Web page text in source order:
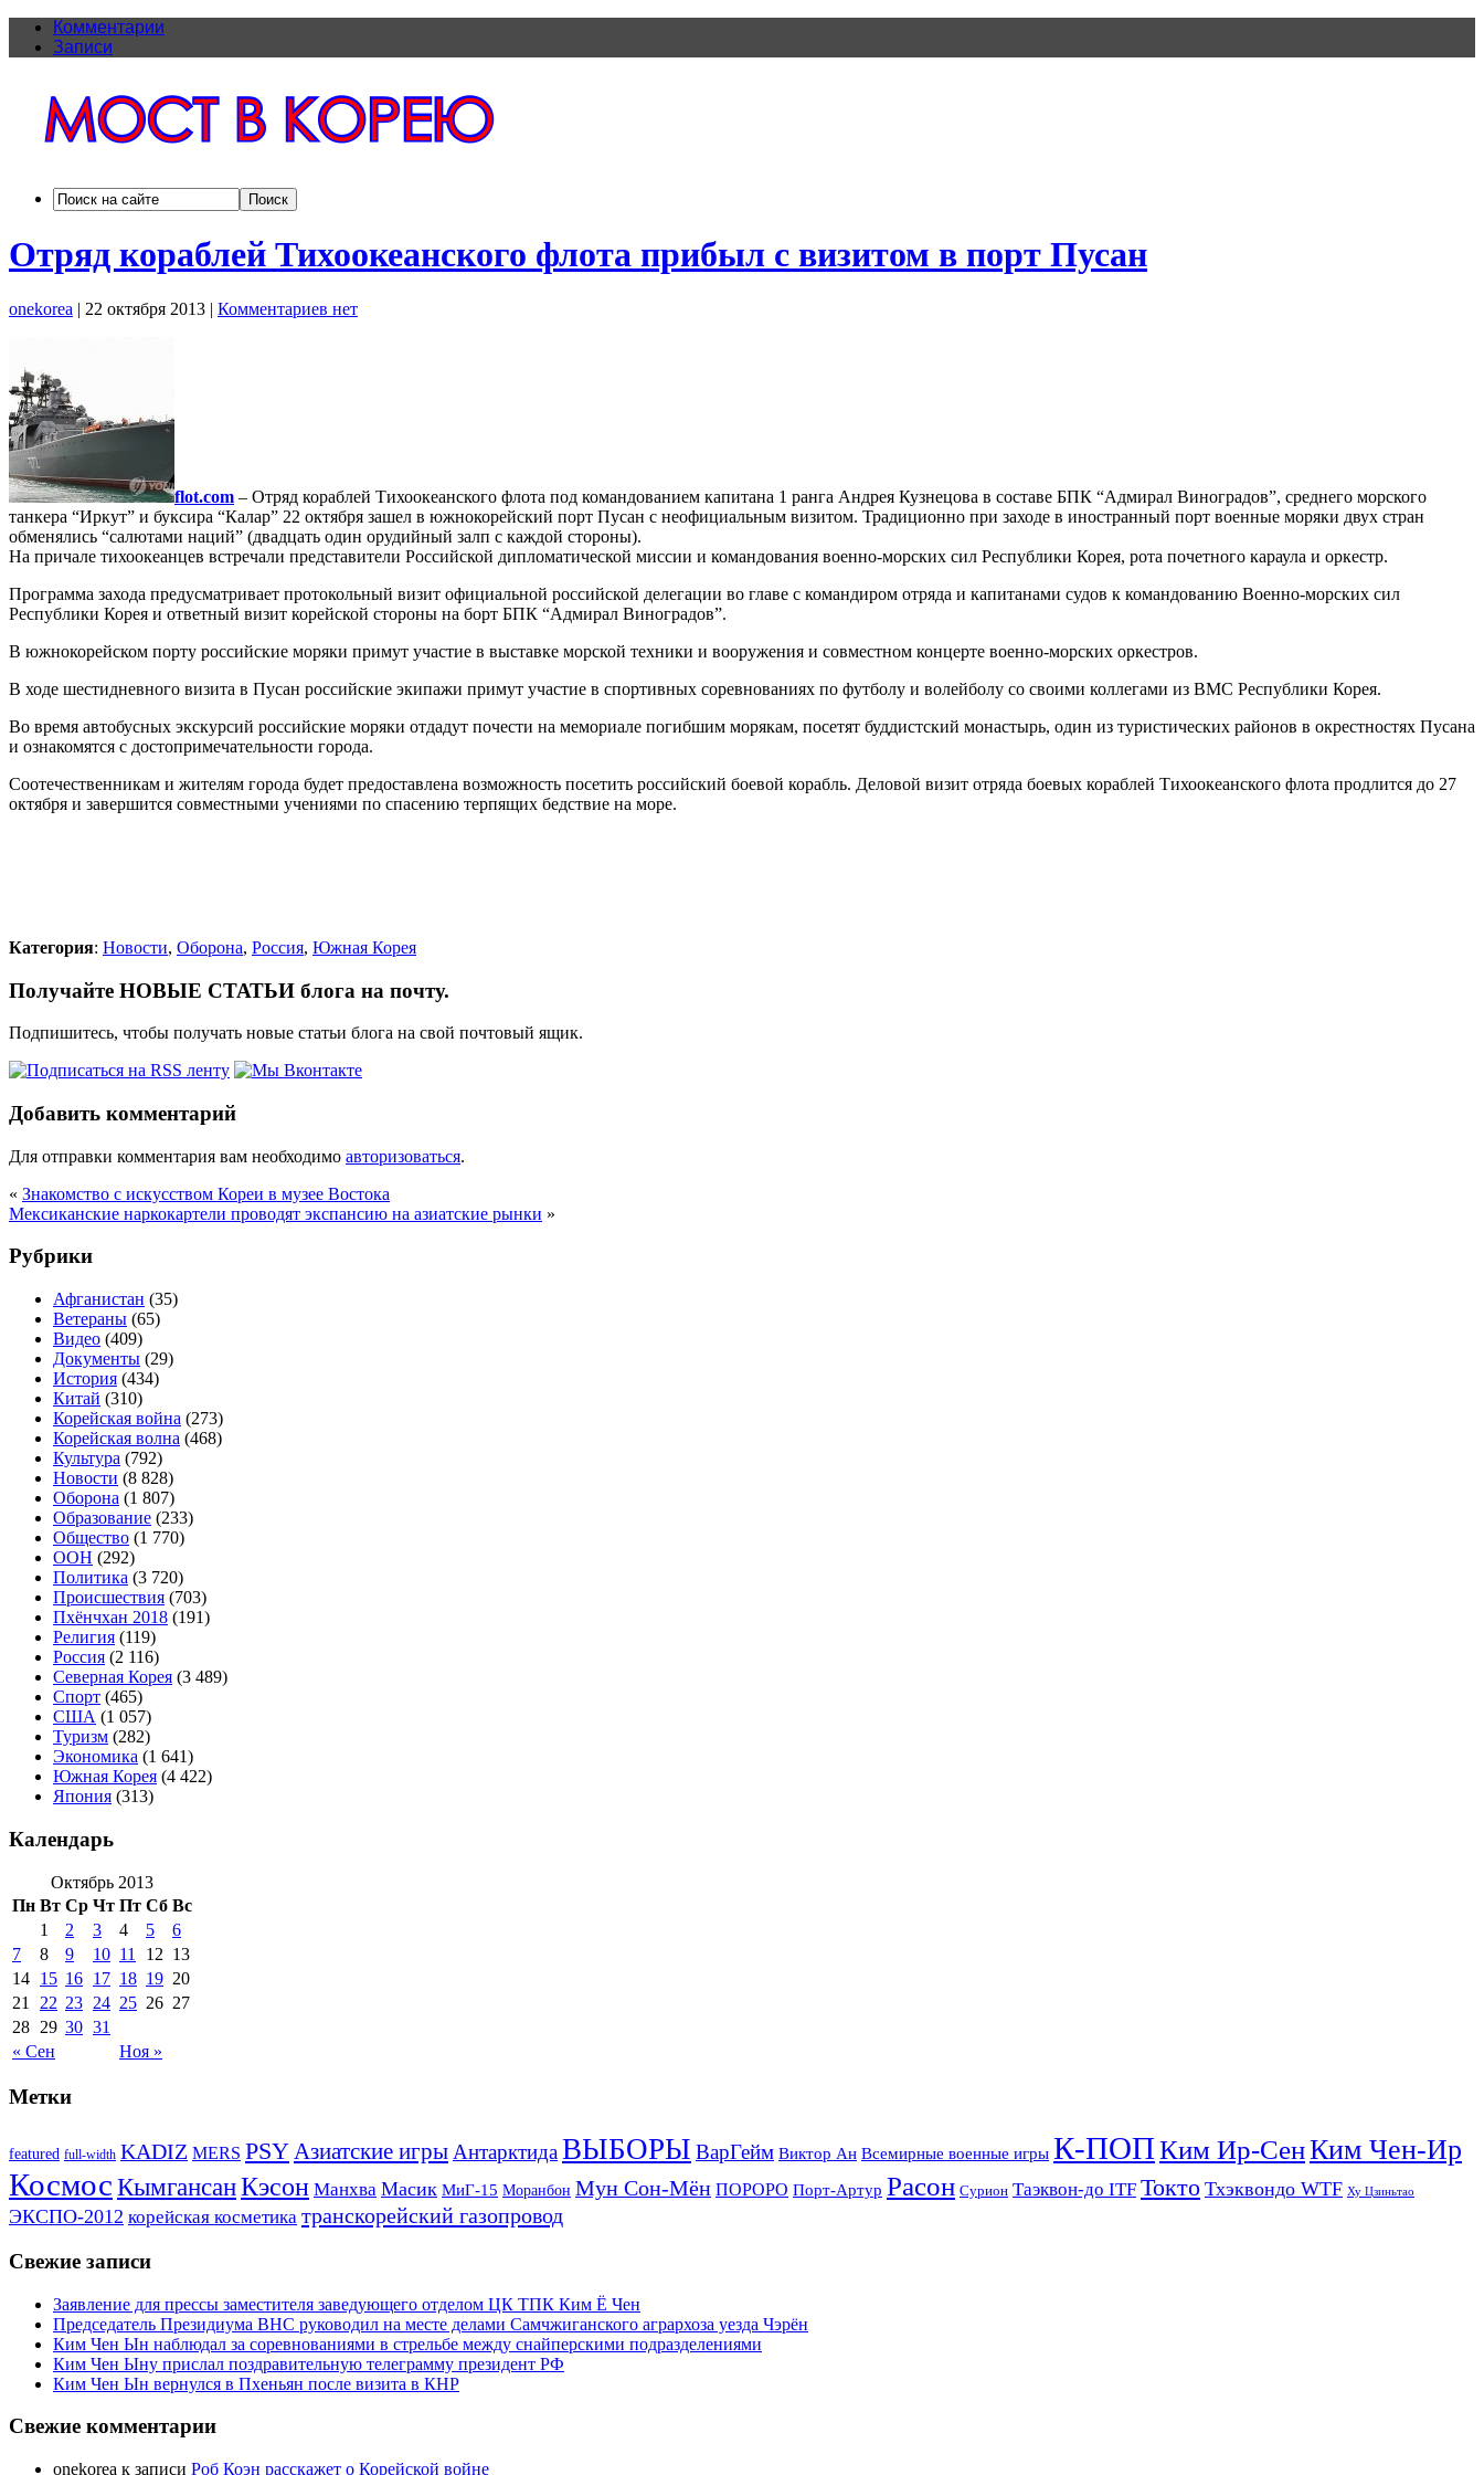
Комментарии
Записи
Отряд кораблей Тихоокеанского флота прибыл с визитом в порт Пусан
onekorea | 22 октября 2013 | Комментариев нет
flot.com – Отряд кораблей Тихоокеанского флота под командованием капитана 1 ранга Андрея Кузнецова в составе БПК “Адмирал Виноградов”, среднего морского
танкера “Иркут” и буксира “Калар” 22 октября зашел в южнокорейский порт Пусан с неофициальным визитом. Традиционно при заходе в иностранный порт военные моряки двух стран
обменялись “салютами наций” (двадцать один орудийный залп с каждой стороны).
На причале тихоокеанцев встречали представители Российской дипломатической миссии и командования военно-морских сил Республики Корея, рота почетного караула и оркестр.
Программа захода предусматривает протокольный визит официальной российской делегации во главе с командиром отряда и капитанами судов к командованию Военно-морских сил
Республики Корея и ответный визит корейской стороны на борт БПК “Адмирал Виноградов”.
В южнокорейском порту российские моряки примут участие в выставке морской техники и вооружения и совместном концерте военно-морских оркестров.
В ходе шестидневного визита в Пусан российские экипажи примут участие в спортивных соревнованиях по футболу и волейболу со своими коллегами из ВМС Республики Корея.
Во время автобусных экскурсий российские моряки отдадут почести на мемориале погибшим морякам, посетят буддистский монастырь, один из туристических районов в окрестностях Пусана
и ознакомятся с достопримечательности города.
Соотечественникам и жителям города будет предоставлена возможность посетить российский боевой корабль. Деловой визит отряда боевых кораблей Тихоокеанского флота продлится до 27
октября и завершится совместными учениями по спасению терпящих бедствие на море.
Категория: Новости, Оборона, Россия, Южная Корея
Получайте НОВЫЕ СТАТЬИ блога на почту.
Подпишитесь, чтобы получать новые статьи блога на свой почтовый ящик.
Добавить комментарий
Для отправки комментария вам необходимо авторизоваться.
« Знакомство с искусством Кореи в музее Востока
Мексиканские наркокартели проводят экспансию на азиатские рынки »
Рубрики
Афганистан (35)
Ветераны (65)
Видео (409)
Документы (29)
История (434)
Китай (310)
Корейская война (273)
Корейская волна (468)
Культура (792)
Новости (8 828)
Оборона (1 807)
Образование (233)
Общество (1 770)
ООН (292)
Политика (3 720)
Происшествия (703)
Пхёнчхан 2018 (191)
Религия (119)
Россия (2 116)
Северная Корея (3 489)
Спорт (465)
США (1 057)
Туризм (282)
Экономика (1 641)
Южная Корея (4 422)
Япония (313)
Календарь
Октябрь 2013
Пн Вт Ср Чт Пт Сб Вс
« Сен Ноя »
1 2 3 4 5
6
7
8 9 10 11 12 13
14 15 16 17 18 19 20
21
22 23 24 25 26 27
28 29 30 31
Метки
featured full-width KADIZ MERS PSYАзиатские игры АнтарктидаВЫБОРЫ ВарГейм Виктор Ан Всемирные военные игры К-ПОПКим Ир-СенКим Чен-Ир
Космос КымгансанКэсон Манхва Масик МиГ-15 Моранбон Мун Сон-Мён ПОРОРО Порт-Артур Расон Сурион Таэквон-до ITF Токто Тхэквондо WTF Ху Цзиньтао
ЭКСПО-2012 корейская косметика транскорейский газопровод
Свежие записи
Заявление для прессы заместителя заведующего отделом ЦК ТПК Ким Ё Чен
Председатель Президиума ВНС руководил на месте делами Самчжиганского агрархоза уезда Чэрён
Ким Чен Ын наблюдал за соревнованиями в стрельбе между снайперскими подразделениями
Ким Чен Ыну прислал поздравительную телеграмму президент РФ
Ким Чен Ын вернулся в Пхеньян после визита в КНР
Свежие комментарии
onekorea к записи Роб Коэн расскажет о Корейской войне